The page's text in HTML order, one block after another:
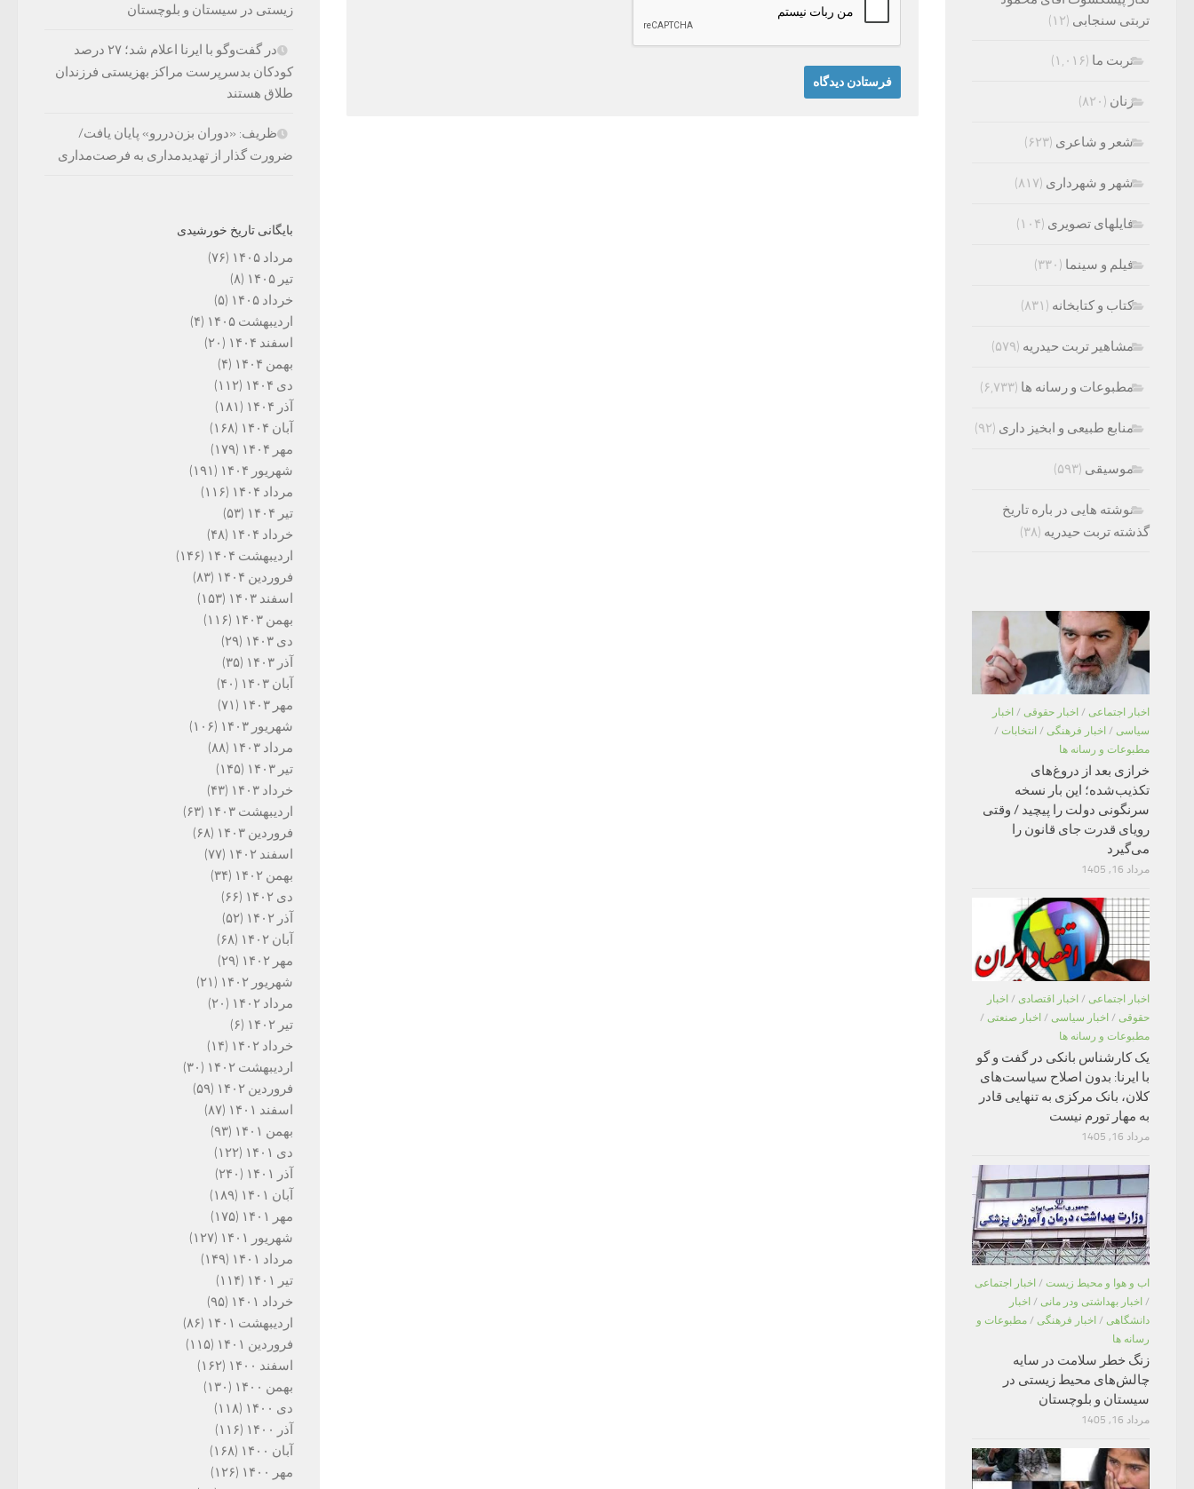
زیستی در سیستان و بلوچستان
در گفت‌وگو با ایرنا اعلام شد؛ ۲۷ درصد
کودکان بدسرپرست مراکز بهزیستی فرزندان
طلاق هستند
ظریف: «دوران بزن‌دررو» پایان یافت/
ضرورت گذار از تهدیدمداری به فرصت‌مداری
بایگانی تاریخ خورشیدی
مرداد ۱۴۰۵
(۷۶)
تیر ۱۴۰۵
(۸)
خرداد ۱۴۰۵
(۵)
اردیبهشت ۱۴۰۵
(۴)
اسفند ۱۴۰۴
(۲۰)
بهمن ۱۴۰۴
(۴)
دی ۱۴۰۴
(۱۱۲)
آذر ۱۴۰۴
(۱۸۱)
آبان ۱۴۰۴
(۱۶۸)
مهر ۱۴۰۴
(۱۷۹)
شهریور ۱۴۰۴
(۱۹۱)
مرداد ۱۴۰۴
(۱۱۶)
تیر ۱۴۰۴
(۵۳)
خرداد ۱۴۰۴
(۴۸)
اردیبهشت ۱۴۰۴
(۱۴۶)
فروردین ۱۴۰۴
(۸۳)
اسفند ۱۴۰۳
(۱۵۳)
بهمن ۱۴۰۳
(۱۱۶)
دی ۱۴۰۳
(۲۹)
آذر ۱۴۰۳
(۳۵)
آبان ۱۴۰۳
(۴۰)
مهر ۱۴۰۳
(۷۱)
شهریور ۱۴۰۳
(۱۰۶)
مرداد ۱۴۰۳
(۸۸)
تیر ۱۴۰۳
(۱۴۵)
خرداد ۱۴۰۳
(۴۳)
اردیبهشت ۱۴۰۳
(۶۳)
فروردین ۱۴۰۳
(۶۸)
اسفند ۱۴۰۲
(۷۷)
بهمن ۱۴۰۲
(۳۴)
دی ۱۴۰۲
(۶۶)
آذر ۱۴۰۲
(۵۲)
آبان ۱۴۰۲
(۶۸)
مهر ۱۴۰۲
(۲۹)
شهریور ۱۴۰۲
(۲۱)
مرداد ۱۴۰۲
(۲۰)
تیر ۱۴۰۲
(۶)
خرداد ۱۴۰۲
(۱۴)
اردیبهشت ۱۴۰۲
(۳۰)
فروردین ۱۴۰۲
(۵۹)
اسفند ۱۴۰۱
(۸۷)
بهمن ۱۴۰۱
(۹۳)
دی ۱۴۰۱
(۱۲۲)
آذر ۱۴۰۱
(۲۴۰)
آبان ۱۴۰۱
(۱۸۹)
مهر ۱۴۰۱
(۱۷۵)
شهریور ۱۴۰۱
(۱۲۷)
مرداد ۱۴۰۱
(۱۴۹)
تیر ۱۴۰۱
(۱۱۴)
خرداد ۱۴۰۱
(۹۵)
اردیبهشت ۱۴۰۱
(۸۶)
فروردین ۱۴۰۱
(۱۱۵)
اسفند ۱۴۰۰
(۱۶۲)
بهمن ۱۴۰۰
(۱۳۰)
دی ۱۴۰۰
(۱۱۸)
آذر ۱۴۰۰
(۱۱۶)
آبان ۱۴۰۰
(۱۶۸)
مهر ۱۴۰۰
(۱۲۶)
تربتی سنجابی (۱۲)
تربت ما (۱,۰۱۶)
زنان (۸۲۰)
شعر و شاعری (۶۲۳)
شهر و شهرداری (۸۱۷)
فایلهای تصویری (۱۰۴)
فیلم و سینما (۳۳۰)
کتاب و کتابخانه (۸۳۱)
مشاهیر تربت حیدریه (۵۷۹)
مطبوعات و رسانه ها (۶,۷۳۳)
منابع طبیعی و ابخیز داری (۹۲)
موسیقی (۵۹۳)
نوشته هایی در باره تاریخ
گذشته تربت حیدریه (۳۸)
اخبار اجتماعی / اخبار حقوقی / اخبار
سیاسی / اخبار فرهنگی / انتخابات /
مطبوعات و رسانه ها
خرازی بعد از دروغ‌های
تکذیب‌شده؛ این بار نسخه
سرنگونی دولت را پیچید / وقتی
رویای قدرت جای قانون را
می‌گیرد
مرداد 16, 1405
اخبار اجتماعی / اخبار اقتصادی / اخبار
حقوقی / اخبار سیاسی / اخبار صنعتی /
مطبوعات و رسانه ها
یک کارشناس بانکی در گفت و گو
با ایرنا: بدون اصلاح سیاست‌های
کلان، بانک مرکزی به تنهایی قادر
به مهار تورم نیست
مرداد 16, 1405
اب و هوا و محیط زیست / اخبار اجتماعی
/ اخبار بهداشتی ودر مانی / اخبار
دانشگاهی / اخبار فرهنگی / مطبوعات و
رسانه ها
زنگ خطر سلامت در سایه
چالش‌های محیط زیستی در
سیستان و بلوچستان
مرداد 16, 1405